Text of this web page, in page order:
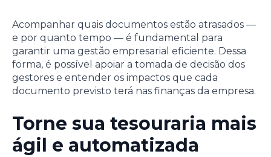
Acompanhar quais documentos estão atrasados —
e por quanto tempo — é fundamental para
garantir uma gestão empresarial eficiente. Dessa
forma, é possível apoiar a tomada de decisão dos
gestores e entender os impactos que cada
documento previsto terá nas finanças da empresa.
Torne sua tesouraria mais
ágil e automatizada